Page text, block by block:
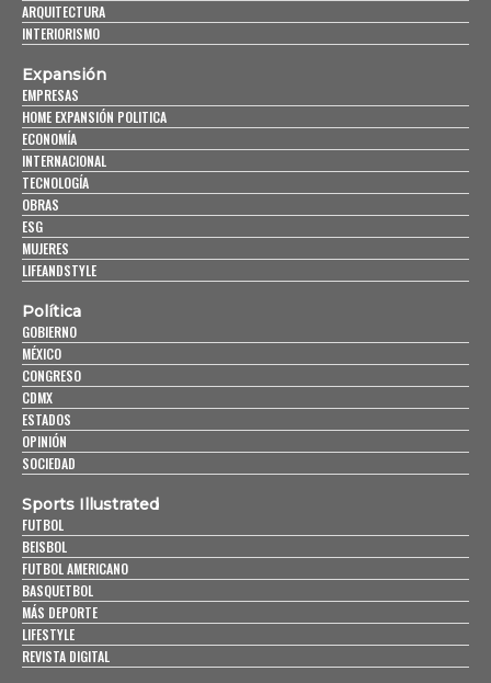
ARQUITECTURA
INTERIORISMO
Expansión
EMPRESAS
HOME EXPANSIÓN POLITICA
ECONOMÍA
INTERNACIONAL
TECNOLOGÍA
OBRAS
ESG
MUJERES
LIFEANDSTYLE
Política
GOBIERNO
MÉXICO
CONGRESO
CDMX
ESTADOS
OPINIÓN
SOCIEDAD
Sports Illustrated
FUTBOL
BEISBOL
FUTBOL AMERICANO
BASQUETBOL
MÁS DEPORTE
LIFESTYLE
REVISTA DIGITAL